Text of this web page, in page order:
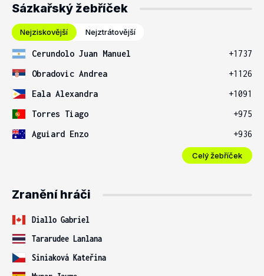
Sázkařský žebříček
Nejziskovější Nejztrátovější
Cerundolo Juan Manuel
+1737
Obradovic Andrea
+1126
Eala Alexandra
+1091
Torres Tiago
+975
Aguiard Enzo
+936
Celý žebříček
Zranění hráči
Diallo Gabriel
Tararudee Lanlana
Siniaková Kateřina